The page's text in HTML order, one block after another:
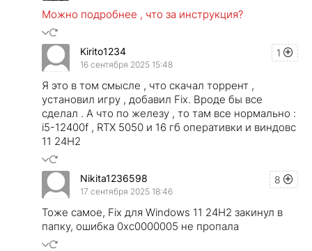
Можно подробнее , что за инструкция?
1
Kirito1234
16 сентября 2025 15:48
Я это в том смысле , что скачал торрент ,
установил игру , добавил Fix. Вроде бы все
сделал . А что по железу , то там все нормально :
i5-12400f , RTX 5050 и 16 гб оперативки и виндовс
11 24Н2
8
Nikita1236598
17 сентября 2025 18:46
Тоже самое, Fix для Windows 11 24H2 закинул в
папку, ошибка 0хс0000005 не пропала